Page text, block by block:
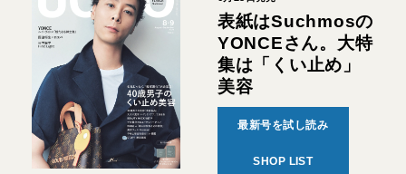
表紙はSuchmosの
YONCEさん。大特
集は「くい止め」
美容
最新号を試し読み
SHOP LIST